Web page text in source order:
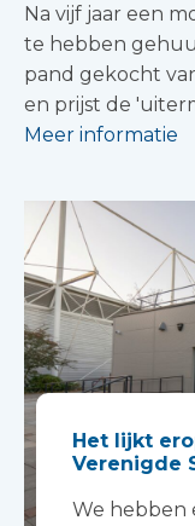
Na vijf jaar een
te hebben
pand gekocht
en prijst de
Meer informatie
Het lijkt
Verenigde
We hebben